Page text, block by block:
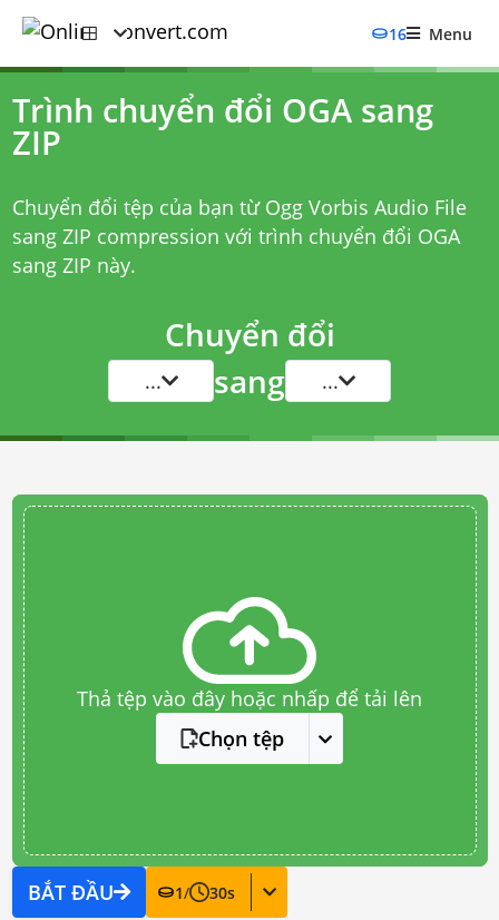
16 Menu
Trình chuyển đổi OGA sang
ZIP
Chuyển đổi tệp của bạn từ Ogg Vorbis Audio File
sang ZIP compression với trình chuyển đổi OGA
sang ZIP này.
Chuyển đổi
... sang ...
Thả tệp vào đây hoặc nhấp để tải lên
Chọn tệp
BẮT ĐẦU 1/ 30s